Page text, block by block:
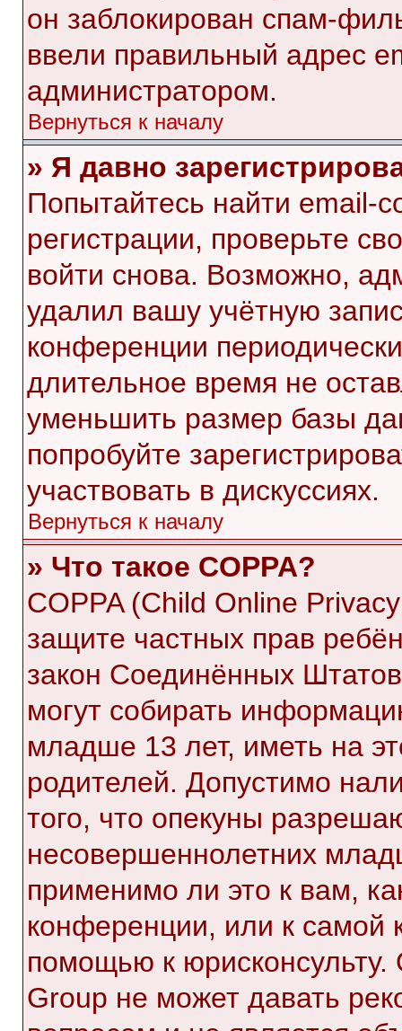
он заблокирован спам-
ввели правильный адрес
администратором.
Вернуться к началу
» Я давно
Попытайтесь найти email-
регистрации, проверьте
войти снова. Возможно,
удалил вашу учётную
конференции
длительное время не
уменьшить размер базы
попробуйте
участвовать в дискуссиях.
Вернуться к началу
» Что такое COPPA?
COPPA (Child Online
защите частных прав
закон Соединённых
могут собирать
младше 13 лет, иметь на
родителей. Допустимо
того, что опекуны
несовершеннолетних
применимо ли это к вам,
конференции, или к самой
помощью к
Group не может давать